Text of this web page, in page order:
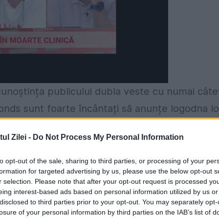
Zilei - Do Not Process My Personal Information
opt-out of the sale, sharing to third parties, or processing of your
for targeted advertising by us, please use the below opt-out
selection. Please note that after your opt-out request is processed
interest-based ads based on personal information utilized by us
to third parties prior to your opt-out. You may separately
of your personal information by third parties on the IAB’s list of
publicului dubla veste cu numai
sunt foarte încântați să anunțe logodna
împreună în celebra reședință a premierilor
dintr-o vacanță de lux în Caraibe. Cât
pare că totul a fost atent planificat. Încă de
expert în domeniul mass-media care să se